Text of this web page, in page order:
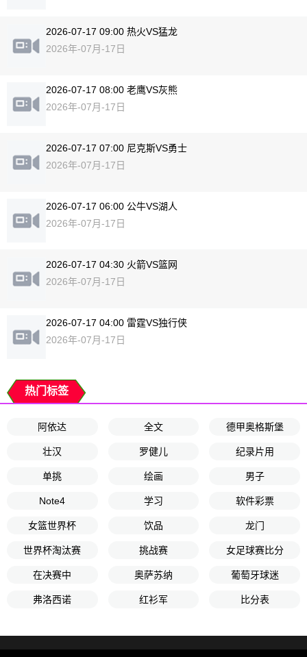
2026-07-17 09:00 热火VS猛龙
2026年-07月-17日
2026-07-17 08:00 老鹰VS灰熊
2026年-07月-17日
2026-07-17 07:00 尼克斯VS勇士
2026年-07月-17日
2026-07-17 06:00 公牛VS湖人
2026年-07月-17日
2026-07-17 04:30 火箭VS篮网
2026年-07月-17日
2026-07-17 04:00 雷霆VS独行侠
2026年-07月-17日
热门标签
阿依达 全文 德甲奥格斯堡
壮汉 罗健儿 纪录片用
单挑 绘画 男子
Note4 学习 软件彩票
女篮世界杯 饮品 龙门
世界杯淘汰赛 挑战赛 女足球赛比分
在决赛中 奥萨苏纳 葡萄牙球迷
弗洛西诺 红衫军 比分表